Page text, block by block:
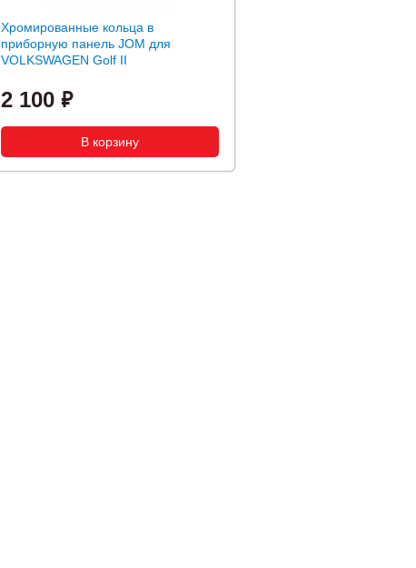
Хромированные кольца в
приборную панель JOM для
VOLKSWAGEN Golf II
2 100